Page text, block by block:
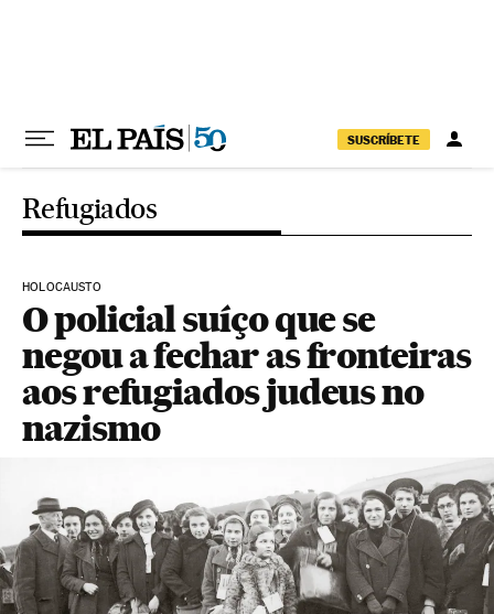
SUSCRÍBETE
Refugiados
HOLOCAUSTO
O policial suíço que se
negou a fechar as fronteiras
aos refugiados judeus no
nazismo